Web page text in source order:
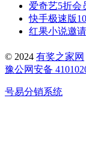
爱奇艺5折会
快手极速版
红果小说邀
© 2024 有奖之家网
豫公网安备
号易分销系统